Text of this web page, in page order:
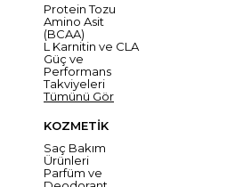
Protein Tozu
Amino Asit
(BCAA)
L Karnitin ve CLA
Güç ve
Performans
Takviyeleri
Tümünü Gör
KOZMETİK
Saç Bakım
Ürünleri
Parfüm ve